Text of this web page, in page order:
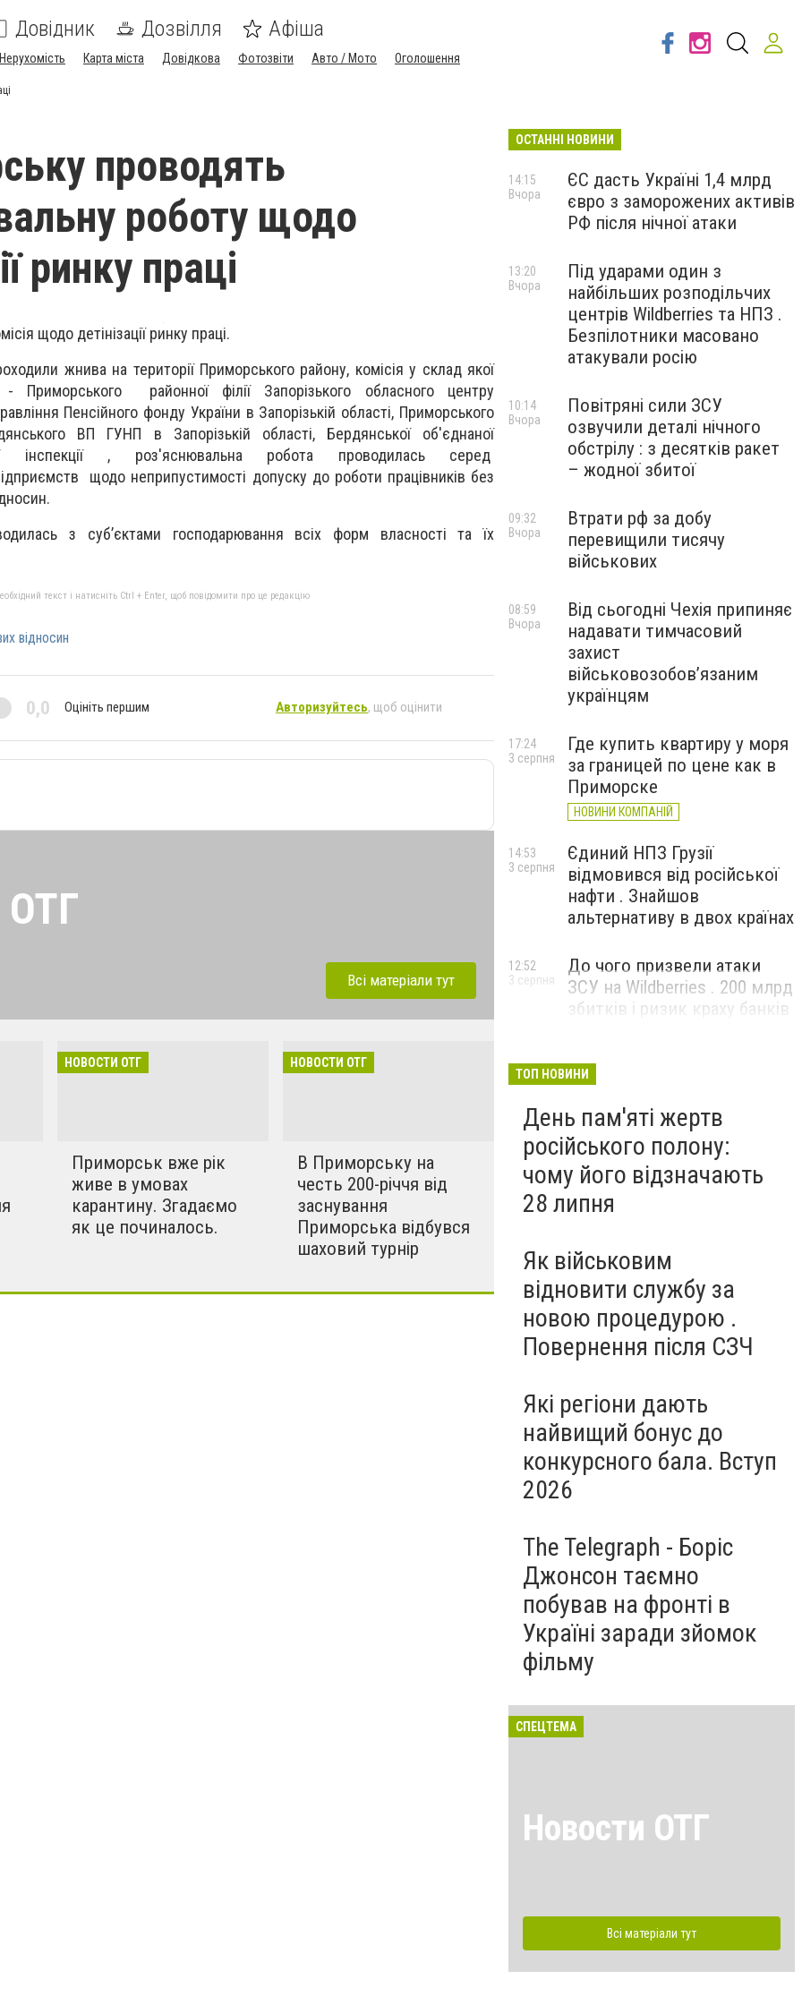
Довідник Дозвілля Афіша
Нерухомість Карта міста Довідкова Фотозвіти Авто / Мото Оголошення
проводять
роботу щодо
ринку праці
щодо детінізації ринку праці.
жнива на території Приморського району, комісія у склад якої
- Приморського районної філії Запорізького обласного центру
Пенсійного фонду України в Запорізькій області, Приморського
ВП ГУНП в Запорізькій області, Бердянської об'єднаної
інспекції , роз'яснювальна робота проводилась серед
щодо неприпустимості допуску до роботи працівників без
з суб’єктами господарювання всіх форм власності та їх
текст і натисніть Ctrl + Enter, щоб повідомити про це редакцію
відносин
0,0 Оцініть першим Авторизуйтесь, щоб оцінити
ОТГ
Всі матеріали тут
НОВОСТИ ОТГ
Приморськ вже рік
живе в умовах
карантину. Згадаємо
як це починалось.
НОВОСТИ ОТГ
В Приморську на
честь 200-річчя від
заснування
Приморська відбувся
шаховий турнір
ОСТАННІ НОВИНИ
ЄС дасть Україні 1,4 млрд
євро з заморожених активів
РФ після нічної атаки
14:15
Вчора
Під ударами один з
найбільших розподільчих
центрів Wildberries та НПЗ .
Безпілотники масовано
атакували росію
13:20
Вчора
Повітряні сили ЗСУ
озвучили деталі нічного
обстрілу : з десятків ракет
– жодної збитої
10:14
Вчора
Втрати рф за добу
перевищили тисячу
військових
09:32
Вчора
Від сьогодні Чехія припиняє
надавати тимчасовий
захист
військовозобов’язаним
українцям
08:59
Вчора
Где купить квартиру у моря
за границей по цене как в
Приморске
НОВИНИ КОМПАНІЙ
17:24
3 серпня
Єдиний НПЗ Грузії
відмовився від російської
нафти . Знайшов
альтернативу в двох країнах
14:53
3 серпня
До чого призвели атаки
ЗСУ на Wildberries . 200 млрд
збитків і ризик краху банків
12:52
3 серпня
ТОП НОВИНИ
День пам'яті жертв
російського полону:
чому його відзначають
28 липня
Як військовим
відновити службу за
новою процедурою .
Повернення після СЗЧ
Які регіони дають
найвищий бонус до
конкурсного бала. Вступ
2026
The Telegraph - Боріс
Джонсон таємно
побував на фронті в
Україні заради зйомок
фільму
СПЕЦТЕМА
Новости ОТГ
Всі матеріали тут